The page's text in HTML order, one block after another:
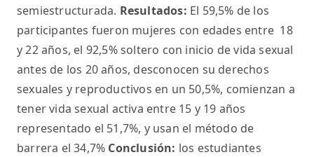
semiestructurada. Resultados: El 59,5% de los
participantes fueron mujeres con edades entre 18
y 22 años, el 92,5% soltero con inicio de vida sexual
antes de los 20 años, desconocen su derechos
sexuales y reproductivos en un 50,5%, comienzan a
tener vida sexual activa entre 15 y 19 años
representado el 51,7%, y usan el método de
barrera el 34,7% Conclusión: los estudiantes